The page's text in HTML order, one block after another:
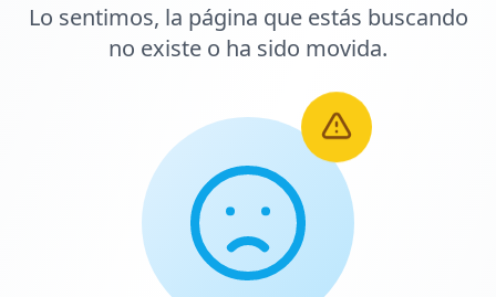
Lo sentimos, la página que estás buscando
no existe o ha sido movida.